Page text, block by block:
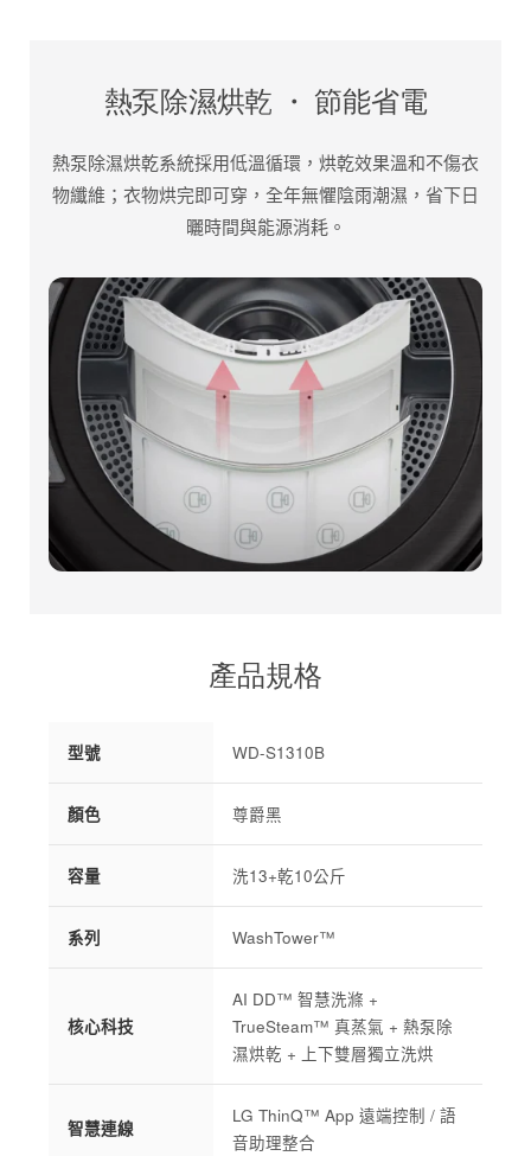
熱泵除濕烘乾 ・ 節能省電
熱泵除濕烘乾系統採用低溫循環，烘乾效果溫和不傷衣
物纖維；衣物烘完即可穿，全年無懼陰雨潮濕，省下日
曬時間與能源消耗。
產品規格
型號 WD-S1310B
顏色 尊爵黑
容量 洗13+乾10公斤
系列 WashTower™
核心科技
AI DD™ 智慧洗滌 +
TrueSteam™ 真蒸氣 + 熱泵除
濕烘乾 + 上下雙層獨立洗烘
智慧連線
LG ThinQ™ App 遠端控制 / 語
音助理整合